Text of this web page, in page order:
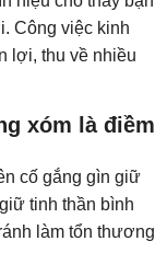
Công việc kinh
lợi, thu về nhiều
xóm là điềm
cố gắng gìn giữ
tinh thần bình
làm tổn thương